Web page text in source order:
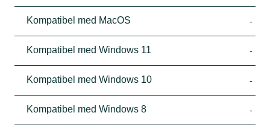
Kompatibel med MacOS -
Kompatibel med Windows 11 -
Kompatibel med Windows 10 -
Kompatibel med Windows 8 -